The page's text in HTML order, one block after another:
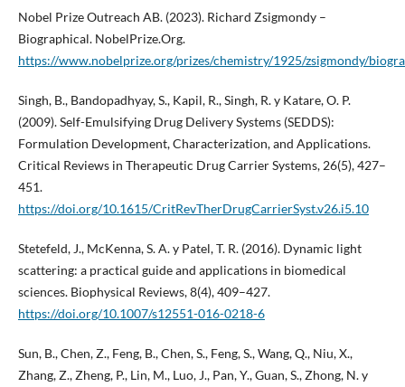
Nobel Prize Outreach AB. (2023). Richard Zsigmondy –
Biographical. NobelPrize.Org.
https://www.nobelprize.org/prizes/chemistry/1925/zsigmondy/
Singh, B., Bandopadhyay, S., Kapil, R., Singh, R. y Katare, O. P.
(2009). Self-Emulsifying Drug Delivery Systems (SEDDS):
Formulation Development, Characterization, and Applications.
Critical Reviews in Therapeutic Drug Carrier Systems, 26(5), 427–
451.
https://doi.org/10.1615/CritRevTherDrugCarrierSyst.v26.i5.10
Stetefeld, J., McKenna, S. A. y Patel, T. R. (2016). Dynamic light
scattering: a practical guide and applications in biomedical
sciences. Biophysical Reviews, 8(4), 409–427.
https://doi.org/10.1007/s12551-016-0218-6
Sun, B., Chen, Z., Feng, B., Chen, S., Feng, S., Wang, Q., Niu, X.,
Zhang, Z., Zheng, P., Lin, M., Luo, J., Pan, Y., Guan, S., Zhong, N. y